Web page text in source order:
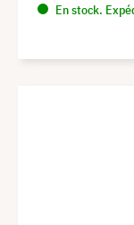
En stock.